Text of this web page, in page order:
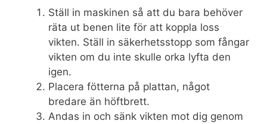
Ställ in maskinen så att du bara behöver
räta ut benen lite för att koppla loss
vikten. Ställ in säkerhetsstopp som fångar
vikten om du inte skulle orka lyfta den
igen.
Placera fötterna på plattan, något
bredare än höftbrett.
Andas in och sänk vikten mot dig genom